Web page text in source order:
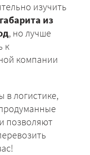
изучить
из
, но лучше
к
компании
в логистике,
позволяют